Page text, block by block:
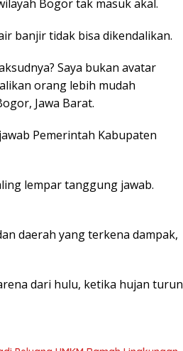
Bogor tak masuk akal.
banjir tidak bisa dikendalikan.
Saya bukan avatar
orang lebih mudah
Jawa Barat.
Pemerintah Kabupaten
lempar tanggung jawab.
daerah yang terkena dampak,
dari hulu, ketika hujan turun